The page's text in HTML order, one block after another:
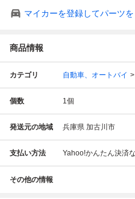
マイカーを登録してパーツを
商品情報
カテゴリ 自動車、オートバイ
個数 1個
発送元の地域 兵庫県 加古川市
支払い方法 Yahoo!かんたん決済
その他の情報